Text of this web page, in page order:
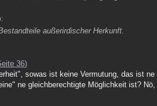
außerirdischer Herkunft.
36)
sowas ist keine Vermutung, das ist
ne gleichberechtigte Möglichkeit ist?